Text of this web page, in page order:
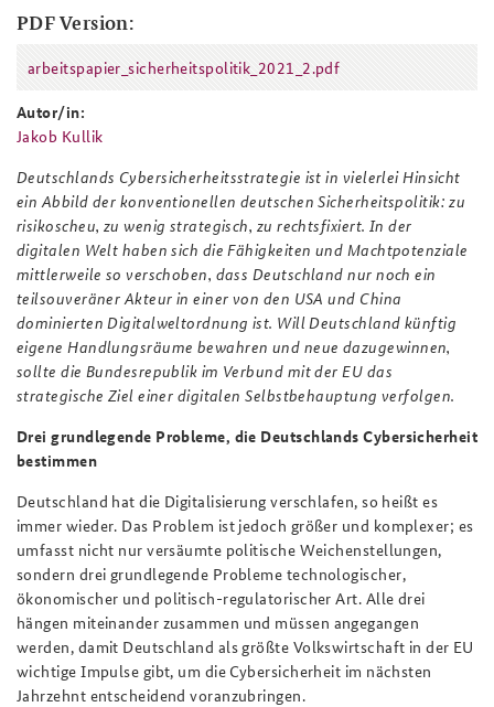
Anfahrt
Freundeskreis
Deutsches Forum Sicherheitspolitik
Arbeitskreis "Junge Sicherheitspolitiker"
Das Sicherheitspolitische Gespräch an der BAKS
Studierendenkonferenz Sicherheitspolitik gestalten
Newsletter-Archiv
PDF Version:
arbeitspapier_sicherheitspolitik_2021_2.pdf
Autor/in:
Jakob Kullik
Deutschlands Cybersicherheitsstrategie ist in vielerlei Hinsicht
ein Abbild der konventionellen deutschen Sicherheitspolitik: zu
risikoscheu, zu wenig strategisch, zu rechtsfixiert. In der
digitalen Welt haben sich die Fähigkeiten und Machtpotenziale
mittlerweile so verschoben, dass Deutschland nur noch ein
teilsouveräner Akteur in einer von den USA und China
dominierten Digitalweltordnung ist. Will Deutschland künftig
eigene Handlungsräume bewahren und neue dazugewinnen,
sollte die Bundesrepublik im Verbund mit der EU das
strategische Ziel einer digitalen Selbstbehauptung verfolgen.
Drei grundlegende Probleme, die Deutschlands Cybersicherheit
bestimmen
Deutschland hat die Digitalisierung verschlafen, so heißt es
immer wieder. Das Problem ist jedoch größer und komplexer; es
umfasst nicht nur versäumte politische Weichenstellungen,
sondern drei grundlegende Probleme technologischer,
ökonomischer und politisch-regulatorischer Art. Alle drei
hängen miteinander zusammen und müssen angegangen
werden, damit Deutschland als größte Volkswirtschaft in der EU
wichtige Impulse gibt, um die Cybersicherheit im nächsten
Jahrzehnt entscheidend voranzubringen.